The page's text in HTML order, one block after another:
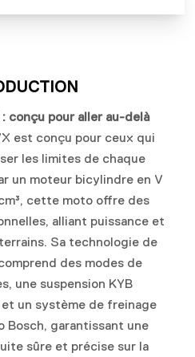
conçu pour aller au-delà
est conçu pour ceux qui
les limites de chaque
un moteur bicylindre en V
cette moto offre des
alliant puissance et
Sa technologie de
des modes de
une suspension KYB
un système de freinage
Bosch, garantissant une
sûre et précise sur la